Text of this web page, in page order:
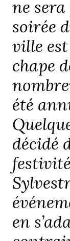
ne
soirée
ville
chape
été
décidé
en